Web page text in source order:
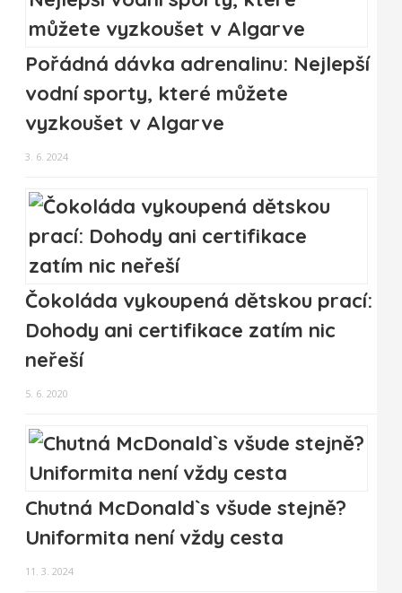
Pořádná dávka adrenalinu: Nejlepší
vodní sporty, které můžete
vyzkoušet v Algarve
3. 6. 2024
Čokoláda vykoupená dětskou prací:
Dohody ani certifikace zatím nic
neřeší
5. 6. 2020
Chutná McDonald`s všude stejně?
Uniformita není vždy cesta
11. 3. 2024